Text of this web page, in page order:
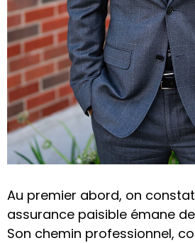
Au premier abord, on
assurance paisible émane
Son chemin professionnel,